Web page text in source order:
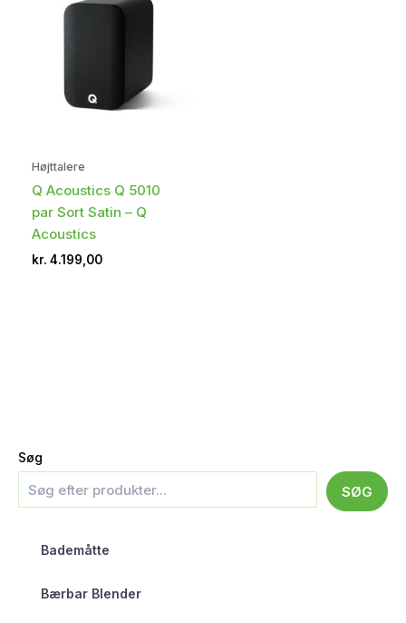
Søg
SØG
Bademåtte
Bærbar Blender
Højttalere
Q Acoustics Q 5010
par Sort Satin – Q
Acoustics
kr. 4.199,00